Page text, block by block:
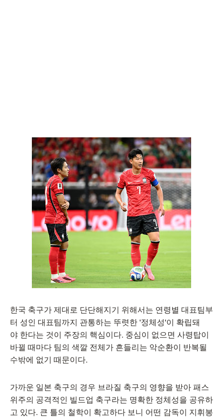
한국 축구가 제대로 단단해지기 위해서는 연령별 대표팀부
터 성인 대표팀까지 관통하는 뚜렷한 '정체성'이 확립돼
야 한다는 것이 주장의 핵심이다. 중심이 없으면 사령탑이
바뀔 때마다 팀의 색깔 전체가 흔들리는 악순환이 반복될
수밖에 없기 때문이다.
가까운 일본 축구의 경우 브라질 축구의 영향을 받아 패스
위주의 공격적인 빌드업 축구라는 명확한 정체성을 공유하
고 있다. 큰 틀의 철학이 확고하다 보니 어떤 감독이 지휘봉